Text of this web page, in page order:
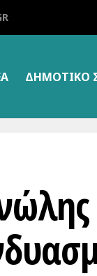
ΔΗΜΟΤΙΚΌ